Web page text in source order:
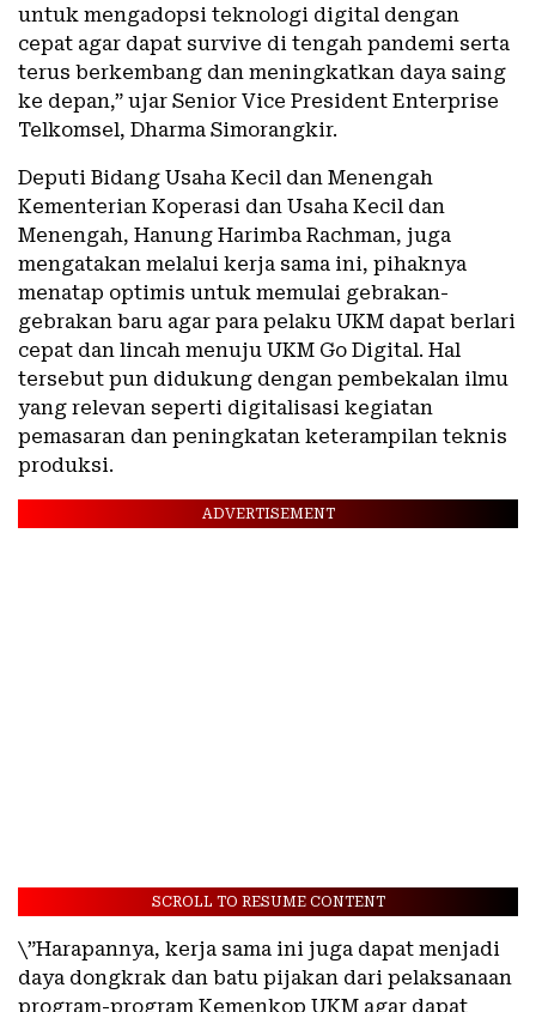
untuk mengadopsi teknologi digital dengan
cepat agar dapat survive di tengah pandemi serta
terus berkembang dan meningkatkan daya saing
ke depan,” ujar Senior Vice President Enterprise
Telkomsel, Dharma Simorangkir.
Deputi Bidang Usaha Kecil dan Menengah
Kementerian Koperasi dan Usaha Kecil dan
Menengah, Hanung Harimba Rachman, juga
mengatakan melalui kerja sama ini, pihaknya
menatap optimis untuk memulai gebrakan-
gebrakan baru agar para pelaku UKM dapat berlari
cepat dan lincah menuju UKM Go Digital. Hal
tersebut pun didukung dengan pembekalan ilmu
yang relevan seperti digitalisasi kegiatan
pemasaran dan peningkatan keterampilan teknis
produksi.
ADVERTISEMENT
SCROLL TO RESUME CONTENT
\”Harapannya, kerja sama ini juga dapat menjadi
daya dongkrak dan batu pijakan dari pelaksanaan
program-program Kemenkop UKM agar dapat